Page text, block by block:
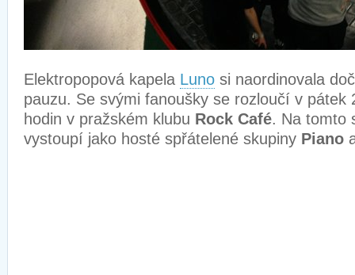
Elektropopová kapela Luno si naordinovala
pauzu. Se svými fanoušky se rozloučí v pátek
hodin v pražském klubu Rock Café. Na tomto
vystoupí jako hosté spřátelené skupiny Piano